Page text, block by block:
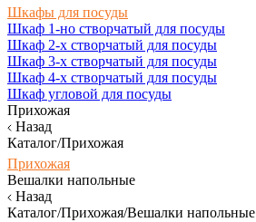
Шкафы для посуды
Шкаф 1-но створчатый для посуды
Шкаф 2-х створчатый для посуды
Шкаф 3-х створчатый для посуды
Шкаф 4-х створчатый для посуды
Шкаф угловой для посуды
Прихожая
Назад
Каталог/Прихожая
Прихожая
Вешалки напольные
Назад
Каталог/Прихожая/Вешалки напольные